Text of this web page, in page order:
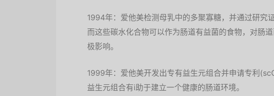
1994年：爱他美检测母乳中的多聚寡糖，并通过研究
而这些碳水化合物可以作为肠道有益菌的食物，对肠
极影响。
1999年：爱他美开发出专有益生元组合并申请专利
益生元组合有i助于建立一个健康的肠道环境。